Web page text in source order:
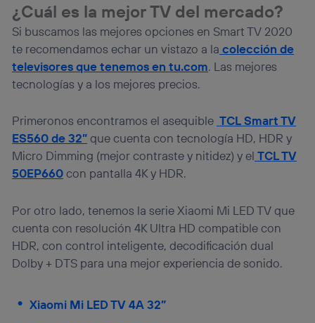
¿Cuál es la mejor TV del mercado?
Si buscamos las mejores opciones en Smart TV 2020
te recomendamos echar un vistazo a la colección de
televisores que tenemos en tu.com. Las mejores
tecnologías y a los mejores precios.
Primeronos encontramos el asequible TCL Smart TV
ES560 de 32”que cuenta con tecnología HD, HDR y
Micro Dimming (mejor contraste y nitidez) y el TCL TV
50EP660con pantalla 4K y HDR.
Por otro lado, tenemos la serie Xiaomi Mi LED TV que
cuenta con resolución 4K Ultra HD compatible con
HDR, con control inteligente, decodificación dual
Dolby + DTS para una mejor experiencia de sonido.
Xiaomi Mi LED TV 4A 32”